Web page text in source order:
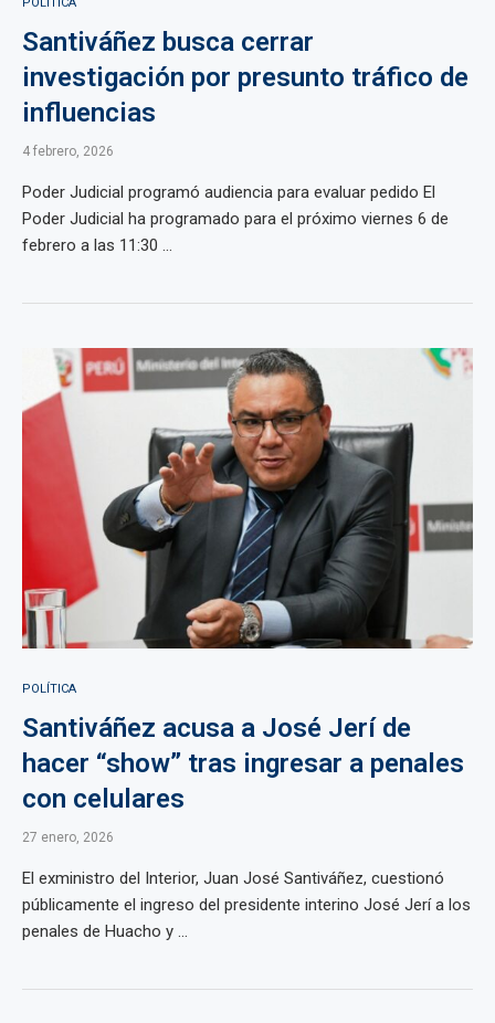
Santiváñez busca cerrar
investigación por presunto tráfico de
influencias
4 febrero, 2026
Poder Judicial programó audiencia para evaluar pedido El
Poder Judicial ha programado para el próximo viernes 6 de
febrero a las 11:30 ...
POLÍTICA
Santiváñez acusa a José Jerí de
hacer “show” tras ingresar a penales
con celulares
27 enero, 2026
El exministro del Interior, Juan José Santiváñez, cuestionó
públicamente el ingreso del presidente interino José Jerí a los
penales de Huacho y ...